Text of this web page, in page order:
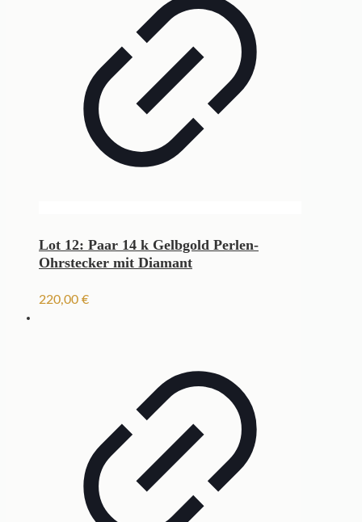
Lot 12: Paar 14 k Gelbgold Perlen-
Ohrstecker mit Diamant
220,00 €